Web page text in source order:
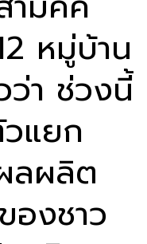
หมู่บ้าน
า ช่วงนี้
แยก
ลผลิต
องชาว